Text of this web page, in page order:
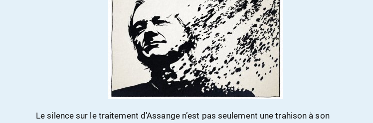
Le silence sur le traitement d’Assange n’est pas seulement une trahison à son